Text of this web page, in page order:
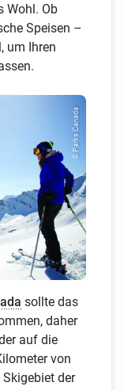
Wohl. Ob
Speisen –
um Ihren
© Parks Canada
sollte das
daher
auf die
von
der